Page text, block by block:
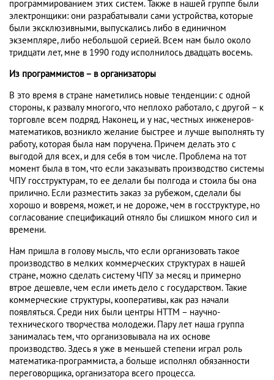
программированием этих систем. Также в нашей группе были
электронщики: они разрабатывали сами устройства, которые
были эксклюзивными, выпускались либо в единичном
экземпляре, либо небольшой серией. Всем нам было около
тридцати лет, мне в 1990 году исполнилось двадцать восемь.
Из программистов – в организаторы
В это время в стране наметились новые тенденции: с одной
стороны, к развалу многого, что неплохо работало, с другой – к
торговле всем подряд. Наконец, и у нас, честных инженеров-
математиков, возникло желание быстрее и лучше выполнять ту
работу, которая была нам поручена. Причем делать это с
выгодой для всех, и для себя в том числе. Проблема на тот
момент была в том, что если заказывать производство системы
ЧПУ госструктурам, то ее делали бы полгода и стоила бы она
прилично. Если разместить заказ за рубежом, сделали бы
хорошо и вовремя, может, и не дороже, чем в госструктуре, но
согласование спецификаций отняло бы слишком много сил и
времени.
Нам пришла в голову мысль, что если организовать такое
производство в мелких коммерческих структурах в нашей
стране, можно сделать систему ЧПУ за месяц и примерно
втрое дешевле, чем если иметь дело с государством. Такие
коммерческие структуры, кооперативы, как раз начали
появляться. Среди них были центры НТТМ – научно-
технического творчества молодежи. Пару лет наша группа
занималась тем, что организовывала на их основе
производство. Здесь я уже в меньшей степени играл роль
математика-программиста, а больше исполнял обязанности
переговорщика, организатора всего процесса.